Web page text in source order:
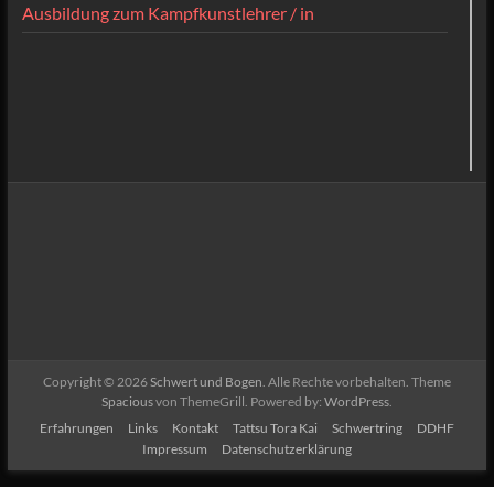
Ausbildung zum Kampfkunstlehrer / in
Copyright © 2026Schwert und Bogen . Alle Rechte vorbehalten. Theme
Spaciousvon ThemeGrill. Powered by: WordPress.
Erfahrungen
Links Kontakt Tattsu Tora Kai Schwertring
DDHF
Impressum
Datenschutzerklärung